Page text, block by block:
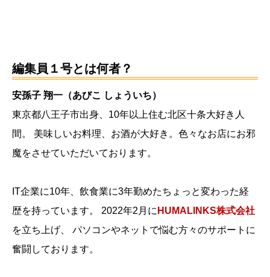
編集員１号とは何者？
安孫子 翔一（あびこ しょういち）
東京都八王子市出身、10年以上住む北区十条大好き人
間。
美味しいお料理、お酒が大好き。色々なお店にお邪
魔をさせていただいております。
IT企業に10年、飲食業に3年勤めたちょっと変わった経
歴を持っています。
2022年2月に HUMALINKS株式会社
を立ち上げ、
パソコンやネットで悩む方々のサポートに
奮闘しております。